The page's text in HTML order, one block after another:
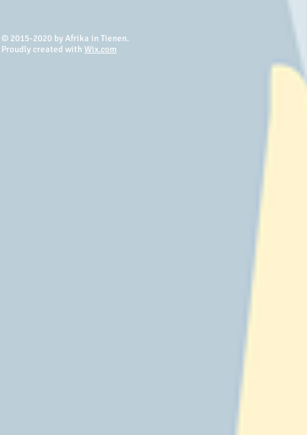
© 2015-2020 by Afrika in Tienen.
Proudly created with Wix.com